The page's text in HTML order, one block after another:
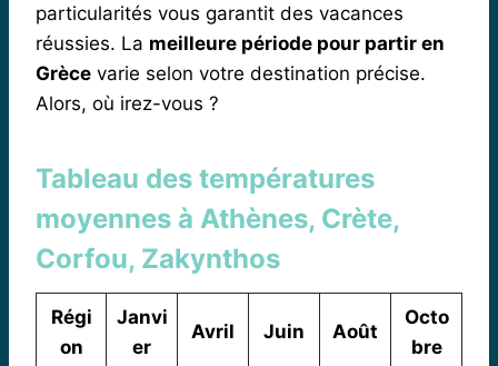
particularités vous garantit des vacances
réussies. La meilleure période pour partir en
Grèce varie selon votre destination précise.
Alors, où irez-vous ?
Tableau des températures
moyennes à Athènes, Crète,
Corfou, Zakynthos
Régi
on
Janvi
er
Avril Juin Août
Octo
bre